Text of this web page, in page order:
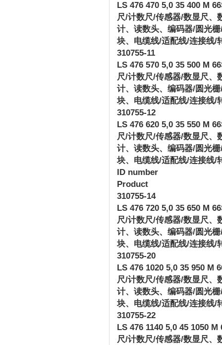
LS 476 470 5,0 35 400 M
尺/计数尺/传感器/数显尺、
计、读数头、编码器/圆光栅
块、电缆线/适配线/连接线/
310755-11
LS 476 570 5,0 35 500 M
尺/计数尺/传感器/数显尺、
计、读数头、编码器/圆光栅
块、电缆线/适配线/连接线/
310755-12
LS 476 620 5,0 35 550 M
尺/计数尺/传感器/数显尺、
计、读数头、编码器/圆光栅
块、电缆线/适配线/连接线/
ID number
Product
310755-14
LS 476 720 5,0 35 650 M
尺/计数尺/传感器/数显尺、
计、读数头、编码器/圆光栅
块、电缆线/适配线/连接线/
310755-20
LS 476 1020 5,0 35 950 M
尺/计数尺/传感器/数显尺、
计、读数头、编码器/圆光栅
块、电缆线/适配线/连接线/
310755-22
LS 476 1140 5,0 45 1050
尺/计数尺/传感器/数显尺、